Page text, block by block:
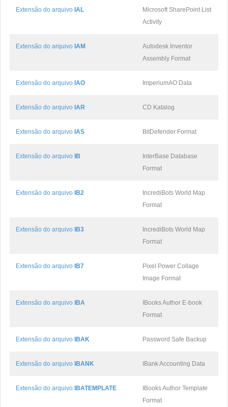
Extensão do arquivo IAL
Microsoft SharePoint List
Activity
Extensão do arquivo IAM
Autodesk Inventor
Assembly Format
Extensão do arquivo IAO ImperiumAO Data
Extensão do arquivo IAR CD Katalog
Extensão do arquivo IAS BitDefender Format
Extensão do arquivo IB
InterBase Database
Format
Extensão do arquivo IB2
IncrediBots World Map
Format
Extensão do arquivo IB3
IncrediBots World Map
Format
Extensão do arquivo IB7
Pixel Power Collage
Image Format
Extensão do arquivo IBA
IBooks Author E-book
Format
Extensão do arquivo IBAK Password Safe Backup
Extensão do arquivo IBANK IBank Accounting Data
Extensão do arquivo IBATEMPLATE
IBooks Author Template
Format